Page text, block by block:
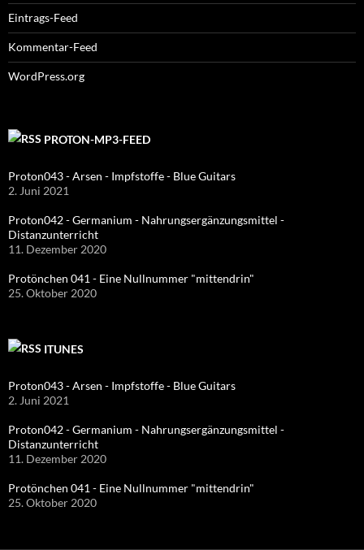
Eintrags-Feed
Kommentar-Feed
WordPress.org
PROTON-MP3-FEED
Proton043 - Arsen - Impfstoffe - Blue Guitars
2. Juni 2021
Proton042 - Germanium - Nahrungsergänzungsmittel -
Distanzunterricht
11. Dezember 2020
Protönchen 041 - Eine Nullnummer "mittendrin"
25. Oktober 2020
ITUNES
Proton043 - Arsen - Impfstoffe - Blue Guitars
2. Juni 2021
Proton042 - Germanium - Nahrungsergänzungsmittel -
Distanzunterricht
11. Dezember 2020
Protönchen 041 - Eine Nullnummer "mittendrin"
25. Oktober 2020